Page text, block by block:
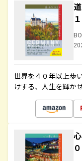
世界を４０年以上歩
けする、人生を輝か
０